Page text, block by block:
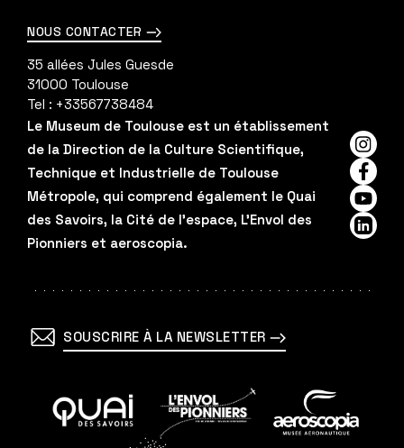
NOUS CONTACTER
35 allées Jules Guesde
31000 Toulouse
Tel : +33567738484
Le Museum de Toulouse est un établissement
de la Direction de la Culture Scientifique,
Technique et Industrielle de Toulouse
Métropole, qui comprend également le Quai
des Savoirs, la Cité de l'espace, L'Envol des
Pionniers et aeroscopia.
SOUSCRIRE À LA NEWSLETTER